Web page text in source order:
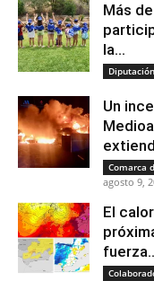
Más
la...
Diputación
Un
Comarca
agosto 9,
El